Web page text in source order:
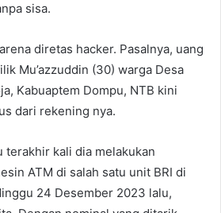
sisa.
diretas hacker. Pasalnya, uang
Mu’azzuddin (30) warga Desa
Kabuaptem Dompu, NTB kini
dari rekening nya.
terakhir kali dia melakukan
ATM di salah satu unit BRI di
24 Desember 2023 lalu,